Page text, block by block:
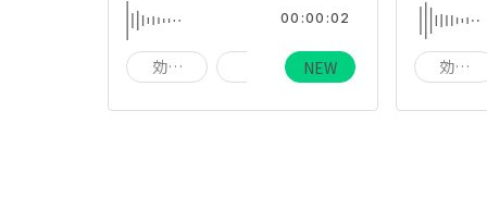
効果音 サウンド
00:00:02
NEW 効果音